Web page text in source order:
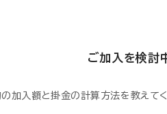
ご加入を検討
加入額と掛金の計算方法を教えてく